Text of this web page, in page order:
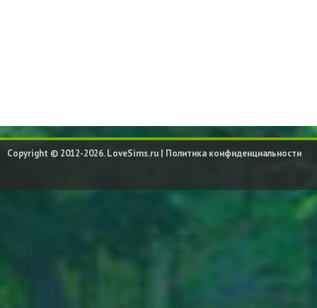
Copyright © 2012-2026. LoveSims.ru | Политика конфиденциальности